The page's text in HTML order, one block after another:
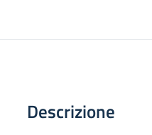
Descrizione